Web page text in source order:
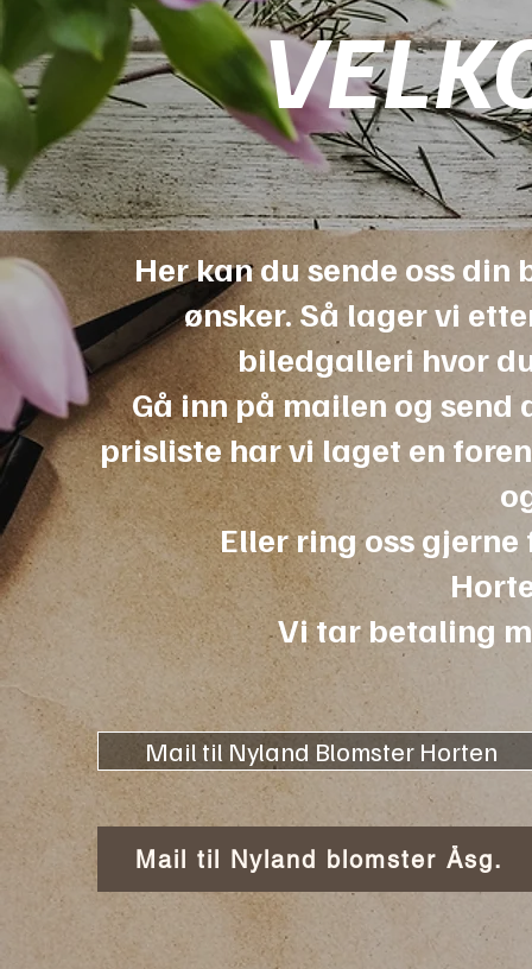
Her kan du sende oss
ønsker. Så lager vi
biledgalleri hvor
Gå inn på mailen og
prisliste har vi laget en
Eller ring oss
Vi tar betaling
Mail til Nyland Blomster Horten
Mail til Nyland blomster Åsg.